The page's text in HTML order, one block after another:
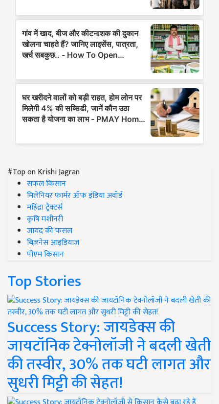
#Top on Krishi Jagran
सफल किसान
मिलेनियर फार्मर ऑफ इंडिया अवॉर्ड
महिंद्रा ट्रैक्टर्स
कृषि मशीनरी
जायद की फसल
बिज़नेस आइडियाज
पीएम किसान
Top Stories
Success Story: जायडेक्स की
जायटॉनिक टेक्नोलॉजी ने बदली खेती
की तस्वीर, 30% तक घटी लागत और
सुधरी मिट्टी की सेहत!